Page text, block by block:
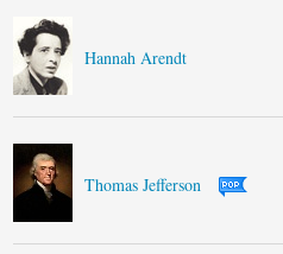
Hannah Arendt
Thomas Jefferson